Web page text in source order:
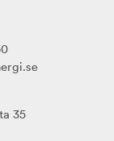
35